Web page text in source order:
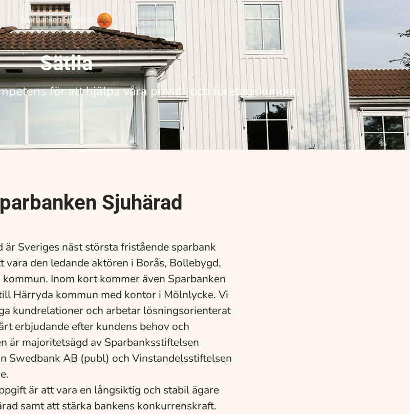
Sätila
för att hjälpa våra privat- och företagskunder.
Sjuhärad
är Sveriges näst största fristående sparbank
vara den ledande aktören i Borås, Bollebygd,
Inom kort kommer även Sparbanken
Härryda kommun med kontor i Mölnlycke. Vi
kundrelationer och arbetar lösningsorienterat
erbjudande efter kundens behov och
är majoritetsägd av Sparbanksstiftelsen
Swedbank AB (publ) och Vinstandelsstiftelsen
är att vara en långsiktig och stabil ägare
samt att stärka bankens konkurrenskraft.